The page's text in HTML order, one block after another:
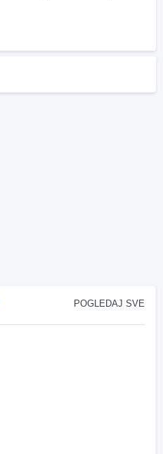
POGLEDAJ SVE